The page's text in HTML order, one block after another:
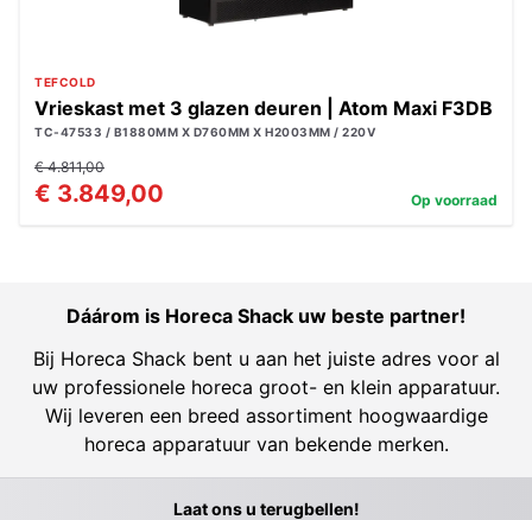
TEFCOLD
Vrieskast met 3 glazen deuren | Atom Maxi F3DB
TC-47533 / B1880MM X D760MM X H2003MM / 220V
€ 4.811,00
€ 3.849,00 Op voorraad
Dáárom is Horeca Shack uw beste partner!
Bij Horeca Shack bent u aan het juiste adres voor al
uw professionele horeca groot- en klein apparatuur.
Wij leveren een breed assortiment hoogwaardige
horeca apparatuur van bekende merken.
Laat ons u terugbellen!